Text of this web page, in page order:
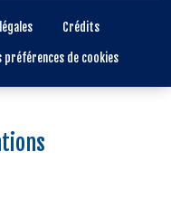
Crédits
préférences de cookies